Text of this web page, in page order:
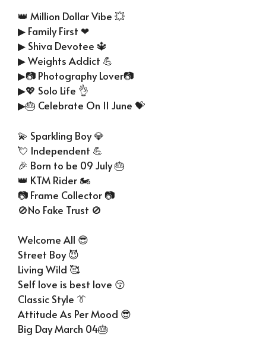
👑 Million Dollar Vibe 💥
▶ Family First ❤
▶ Shiva Devotee 🔱
▶ Weights Addict 💪
▶📷 Photography Lover📷
▶💖 Solo Life 👌
▶🎂 Celebrate On 11 June 💝
💫 Sparkling Boy 💎
💘 Independent 💪
🎉 Born to be 09 July 🎂
👑 KTM Rider 🏍
📷 Frame Collector 📷
🚫No Fake Trust 🚫
Welcome All 😎
Street Boy 😈
Living Wild 🥰
Self love is best love 😚
Classic Style 👔
Attitude As Per Mood 😎
Big Day March 04🎂